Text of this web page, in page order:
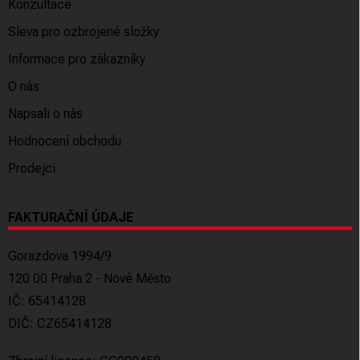
Konzultace
Sleva pro ozbrojené složky
Informace pro zákazníky
O nás
Napsali o nás
Hodnocení obchodu
Prodejci
FAKTURAČNÍ ÚDAJE
Gorazdova 1994/9
120 00 Praha 2 - Nové Město
IČ: 65414128
DIČ: CZ65414128